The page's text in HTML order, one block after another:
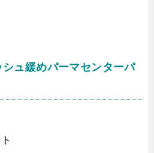
ュ緩めパーマセンターパ